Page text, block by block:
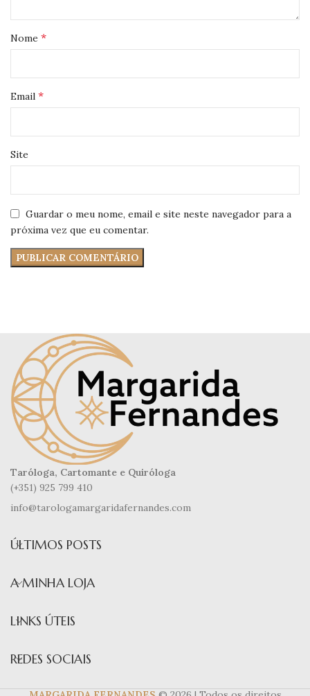
Nome *
Email *
Site
Guardar o meu nome, email e site neste navegador para a
próxima vez que eu comentar.
Taróloga, Cartomante e Quiróloga
(+351) 925 799 410
info@tarologamargaridafernandes.com
ÚLTIMOS POSTS
A MINHA LOJA
LINKS ÚTEIS
REDES SOCIAIS